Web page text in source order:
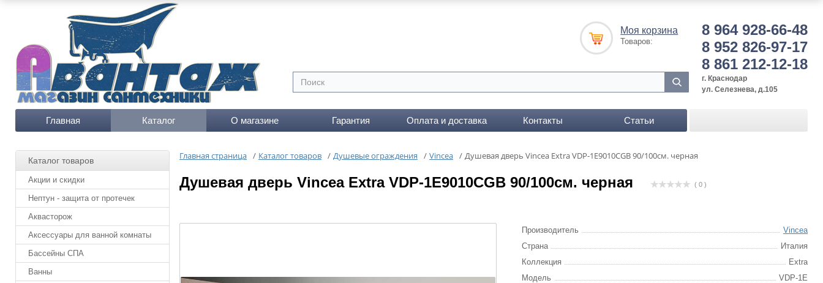
8 964 928-66-48
8 952 826-97-17
8 861 212-12-18
г. Краснодар
ул. Селезнева, д.105
Моя корзина
Товаров:
Главная Каталог О магазине Гарантия Оплата и доставка Контакты Статьи
Каталог товаров
Акции и скидки
Нептун - защита от протечек
Аквасторож
Аксессуары для ванной комнаты
Бассейны СПА
Ванны
Главная страница / Каталог товаров / Душевые ограждения / Vincea / Душевая дверь Vincea Extra VDP-1E9010CGB 90/100см. черная
Душевая дверь Vincea Extra VDP-1E9010CGB 90/100см. черная ( 0 )
Производитель
Vincea
Страна
Италия
Коллекция
Extra
Модель
VDP-1E